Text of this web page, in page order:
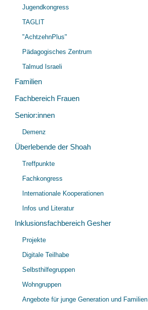
Jugendkongress
TAGLIT
"AchtzehnPlus"
Pädagogisches Zentrum
Talmud Israeli
Familien
Fachbereich Frauen
Senior:innen
Demenz
Überlebende der Shoah
Treffpunkte
Fachkongress
Internationale Kooperationen
Infos und Literatur
Inklusionsfachbereich Gesher
Projekte
Digitale Teilhabe
Selbsthilfegruppen
Wohngruppen
Angebote für junge Generation und Familien